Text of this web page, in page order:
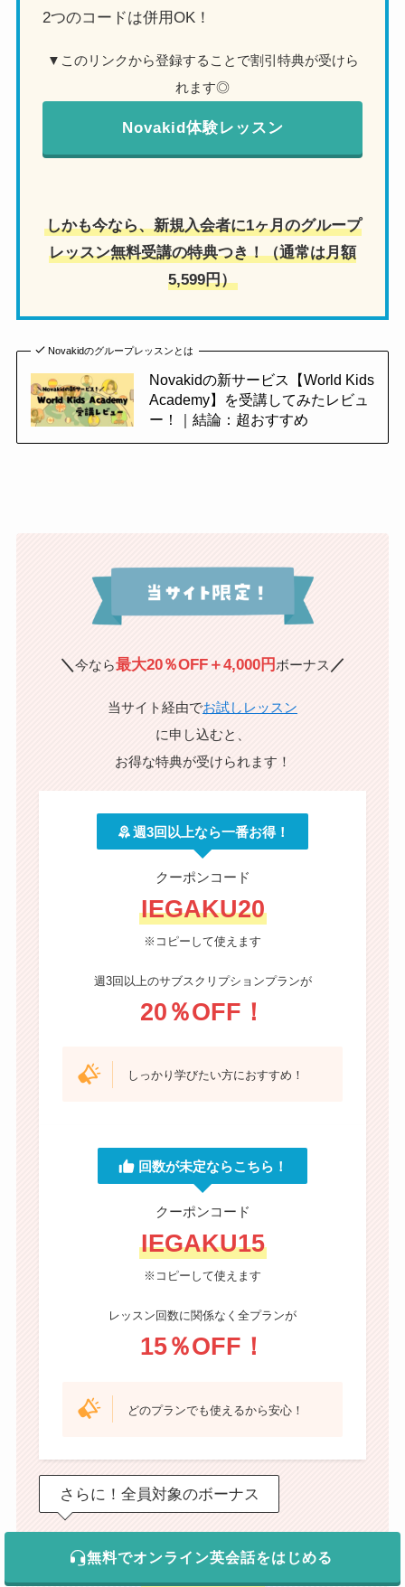
2つのコードは併用OK！
▼このリンクから登録することで割引特典が受けら
れます◎
Novakid体験レッスン
しかも今なら、新規入会者に1ヶ月のグループ
レッスン無料受講の特典つき！（通常は月額
5,599円）
Novakidのグループレッスンとは
Novakidの新サービス【World Kids
Academy】を受講してみたレビュ
ー！｜結論：超おすすめ
＼ 今なら最大20％OFF＋4,000円 ボーナス ／
当サイト経由でお試しレッスン
に申し込むと、
お得な特典が受けられます！
週3回以上なら一番お得！
クーポンコード
IEGAKU20
※コピーして使えます
週3回以上のサブスクリプションプランが
20％OFF！
しっかり学びたい方におすすめ！
回数が未定ならこちら！
クーポンコード
IEGAKU15
※コピーして使えます
レッスン回数に関係なく全プランが
15％OFF！
どのプランでも使えるから安心！
さらに！全員対象のボーナス
AI1009001
無料でオンライン英会話をはじめる